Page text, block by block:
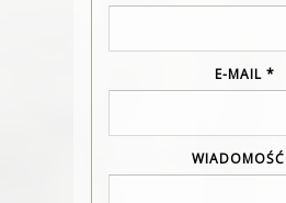
E-MAIL *
WIADOMOŚĆ